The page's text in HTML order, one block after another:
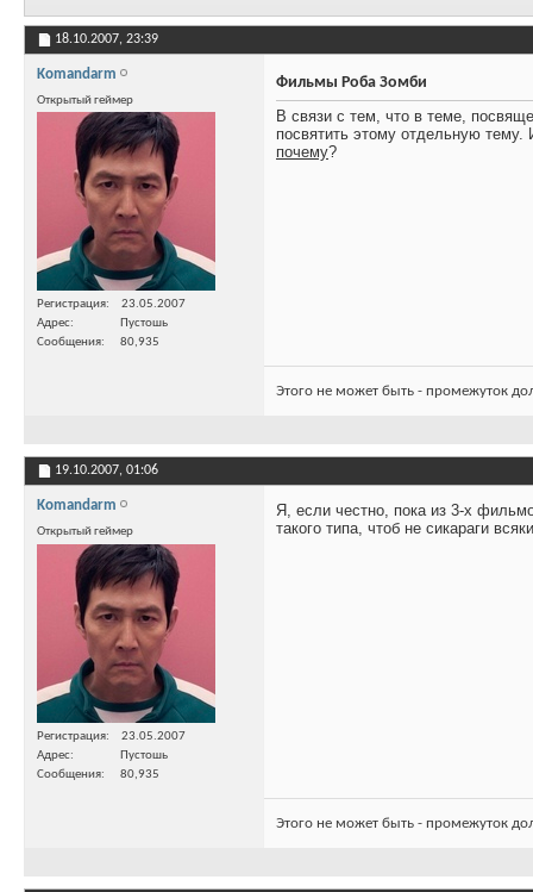
18.10.2007, 23:39
Komandarm
Открытый геймер
Регистрация
23.05.2007
Адрес
Пустошь
Сообщения
80,935
Фильмы Роба Зомби
В связи с тем, что в теме,
посвятить этому отдельную
почему?
Этого не может быть - промежуток
19.10.2007, 01:06
Komandarm
Открытый геймер
Регистрация
23.05.2007
Адрес
Пустошь
Сообщения
80,935
Я, если честно, пока из 3-х
такого типа, чтоб не сикараги
Этого не может быть - промежуток